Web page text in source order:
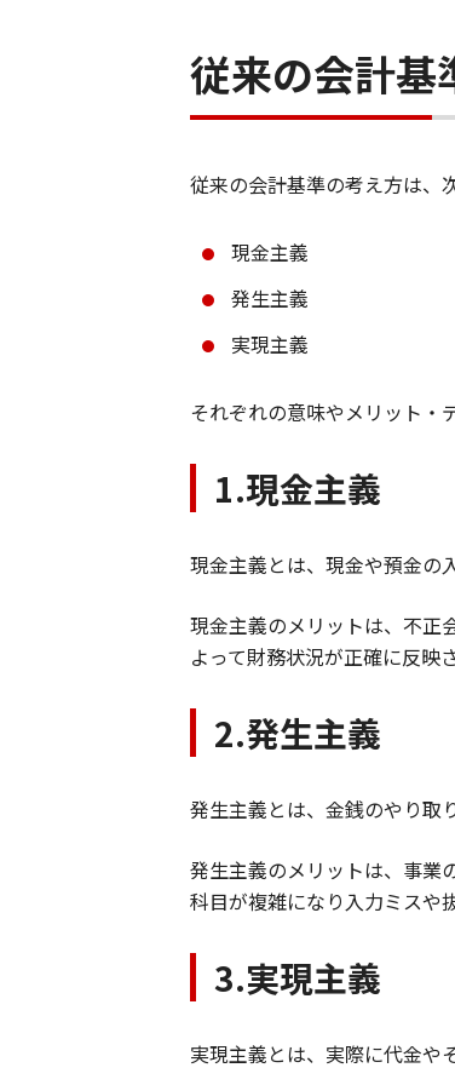
従来の会計基
従来の会計基準の考え方は、
現金主義
発生主義
実現主義
それぞれの意味やメリット・
1.現金主義
現金主義とは、現金や預金の
現金主義のメリットは、不正
よって財務状況が正確に反映
2.発生主義
発生主義とは、金銭のやり取
発生主義のメリットは、事業
科目が複雑になり入力ミスや
3.実現主義
実現主義とは、実際に代金や